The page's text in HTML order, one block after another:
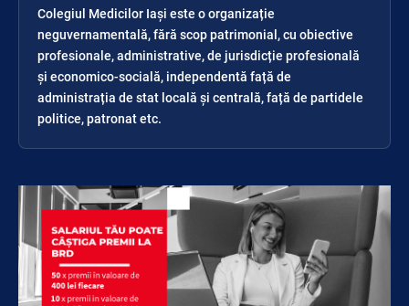
Colegiul Medicilor Iași este o organizație
neguvernamentală, fără scop patrimonial, cu obiective
profesionale, administrative, de jurisdicție profesională
și economico-socială, independentă față de
administrația de stat locală și centrală, față de partidele
politice, patronat etc.